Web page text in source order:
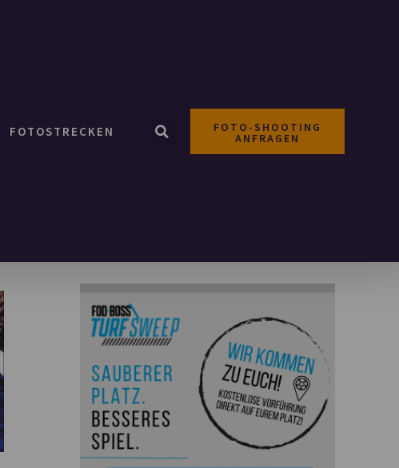
FOTOSTRECKEN FOTO-SHOOTING
ANFRAGEN